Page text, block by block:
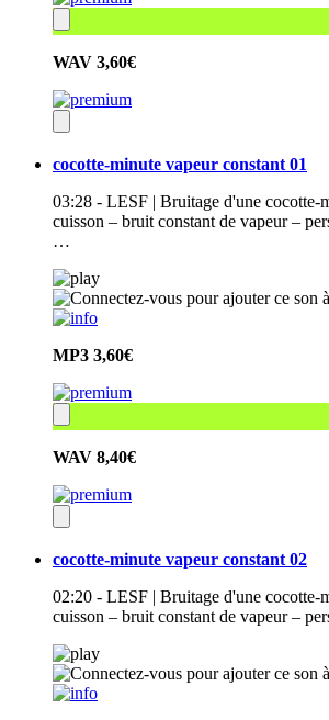
WAV 3,60€
cocotte-minute vapeur constant 01
03:28 - LESF | Bruitage d'une cocotte-
cuisson – bruit constant de vapeur –
…
MP3 3,60€
WAV 8,40€
cocotte-minute vapeur constant 02
02:20 - LESF | Bruitage d'une cocotte-
cuisson – bruit constant de vapeur –